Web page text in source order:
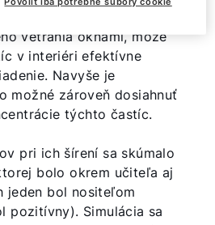
vetrania oknami, môže
v interiéri efektívne
Navyše je
možné zároveň dosiahnuť
týchto častíc.
pri ich šírení sa skúmalo
bolo okrem učiteľa aj
jeden bol nositeľom
pozitívny). Simulácia sa